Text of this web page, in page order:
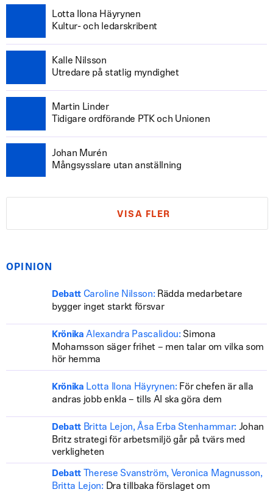
Lotta Ilona Häyrynen
Kultur- och ledarskribent
Kalle Nilsson
Utredare på statlig myndighet
Martin Linder
Tidigare ordförande PTK och Unionen
Johan Murén
Mångsysslare utan anställning
VISA FLER
OPINION
Debatt Caroline Nilsson: Rädda medarbetare
bygger inget starkt försvar
Krönika Alexandra Pascalidou: Simona
Mohamsson säger frihet – men talar om vilka som
hör hemma
Krönika Lotta Ilona Häyrynen: För chefen är alla
andras jobb enkla – tills AI ska göra dem
Debatt Britta Lejon, Åsa Erba Stenhammar: Johan
Britz strategi för arbetsmiljö går på tvärs med
verkligheten
Debatt
Therese Svanström, Veronica Magnusson,
Britta Lejon: Dra tillbaka förslaget om